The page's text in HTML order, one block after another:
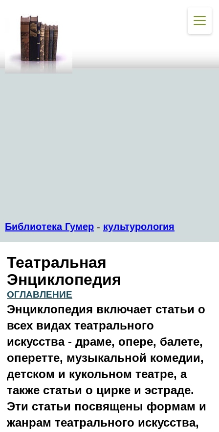
Библиотека Гумер - культурология
Театральная
Энциклопедия
ОГЛАВЛЕНИЕ
Энциклопедия включает статьи о
всех видах театрального
искусства - драме, опере, балете,
оперетте, музыкальной комедии,
детском и кукольном театре, а
также статьи о цирке и эстраде.
Эти статьи посвящены формам и
жанрам театрального искусства,